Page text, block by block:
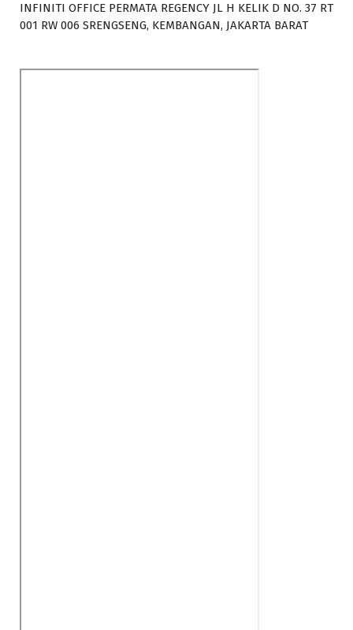
INFINITI OFFICE PERMATA REGENCY JL H KELIK D NO. 37 RT
001 RW 006 SRENGSENG, KEMBANGAN, JAKARTA BARAT